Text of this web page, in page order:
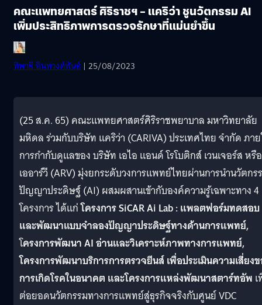
คณะแพทยศาสตร์ ศิริราชฯ – แคริว่า ชูนวัตกรรม AI
เพิ่มประสิทธิภาพการตรวจรักษาที่แม่นยำขึ้น
ทิพาธี อินทวงศ์พันธ์ | 25/08/2023
(25 ส.ค. 65) คณะแพทยศาสตร์ศิริราชพยาบาล มหาวิทยาลัย
มหิดล ร่วมกับบริษัท แคริว่า (CARIVA) ประเทศไทย จำกัด ภา
การกำกับดูแลของ บริษัท เอไอ แอนด์ โรโบติกส์ เวนเจอร์ส หรือ
เออาร์วี (ARV) มุ่งยกระดับวงการแพทย์ไทยผ่านการนำนวัตกร
ปัญญาประดิษฐ์ (AI) ผสมผสานเข้ากับองค์ความรู้เฉพาะทาง 4
โครงการ ได้แก่โครงการ SiCAR Ai Lab : แพลตฟอร์มทดสอบ
และพัฒนาเเบบจำลองปัญญาประดิษฐ์ทางด้านการแพทย์,
โครงการพัฒนา AI อ่านและวิเคราะห์ภาพทางการแพทย์,
โครงการพัฒนาบริการการตรวจยีนส์ เพื่อประเมินความเสี่ยง
การเกิดโรคในอนาคต และโครงการแหล่งพัฒนาสตาร์ทอัพ
ต่อยอดนวัตกรรมทางการแพทย์สู่ธุรกิจจริงกับศูนย์ VDC